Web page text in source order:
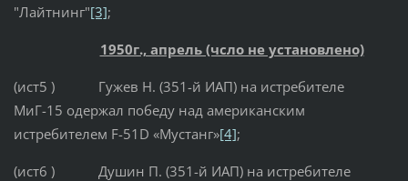
"Лайтнинг"[3];
1950г., апрель (чсло не установлено)
(ист5 ) Гужев Н. (351-й ИАП) на истребителе
МиГ-15 одержал победу над американским
истребителем F-51D «Мустанг»[4];
(ист6 ) Душин П. (351-й ИАП) на истребителе